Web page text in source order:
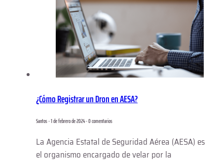
¿Cómo Registrar un Dron en AESA?
Santos - 1 de febrero de 2024 - 0 comentarios
La Agencia Estatal de Seguridad Aérea (AESA) es
el organismo encargado de velar por la